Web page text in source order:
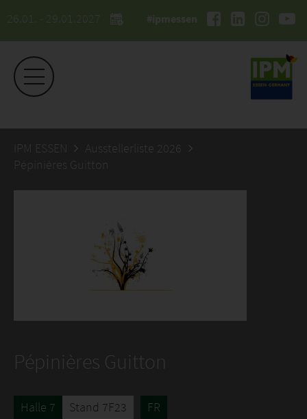
26.01. - 29.01.2027 #ipmessen
IPM ESSEN
Ausstellerliste 2026
Pépinières Guitton
Pépinières Guitton
Halle 7 Stand 7F23 FR